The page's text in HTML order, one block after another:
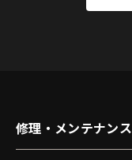
修理・メンテナンス